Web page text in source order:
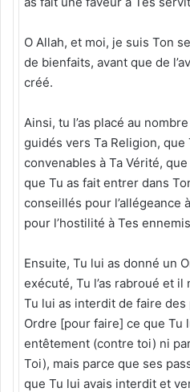
O Allah, et moi, je suis Ton
de bienfaits, avant que de
créé.
Ainsi, tu l’as placé au
guidés vers Ta Religion, que
convenables à Ta Vérité,
que Tu as fait entrer dans
conseillés pour l’allégeance
pour l’hostilité à Tes
Ensuite, Tu lui as donné un
exécuté, Tu l’as rabroué et il
Tu lui as interdit de faire
Ordre [pour faire] ce que Tu
entêtement (contre toi) ni
Toi), mais parce que ses
que Tu lui avais interdit et